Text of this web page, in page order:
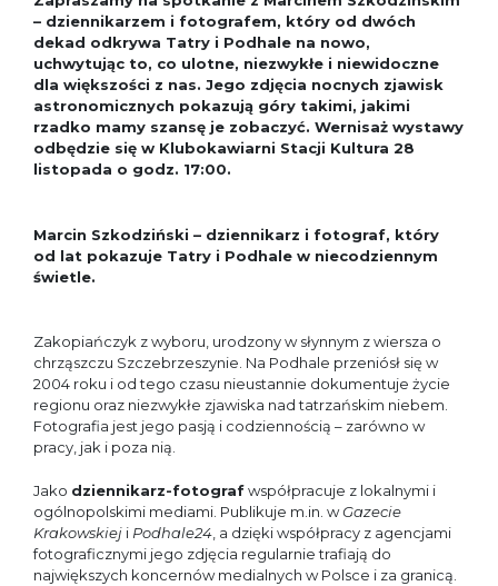
– dziennikarzem i fotografem, który od dwóch
dekad odkrywa Tatry i Podhale na nowo,
uchwytując to, co ulotne, niezwykłe i niewidoczne
dla większości z nas. Jego zdjęcia nocnych zjawisk
astronomicznych pokazują góry takimi, jakimi
rzadko mamy szansę je zobaczyć. Wernisaż wystawy
odbędzie się w Klubokawiarni Stacji Kultura 28
listopada o godz. 17:00.
Marcin Szkodziński – dziennikarz i fotograf, który
od lat pokazuje Tatry i Podhale w niecodziennym
świetle.
Zakopiańczyk z wyboru, urodzony w słynnym z wiersza o
chrząszczu Szczebrzeszynie. Na Podhale przeniósł się w
2004 roku i od tego czasu nieustannie dokumentuje życie
regionu oraz niezwykłe zjawiska nad tatrzańskim niebem.
Fotografia jest jego pasją i codziennością – zarówno w
pracy, jak i poza nią.
Jako dziennikarz-fotografwspółpracuje z lokalnymi i
ogólnopolskimi mediami. Publikuje m.in. wGazecie
Krakowskiej i Podhale24, a dzięki współpracy z agencjami
fotograficznymi jego zdjęcia regularnie trafiają do
największych koncernów medialnych w Polsce i za granicą.